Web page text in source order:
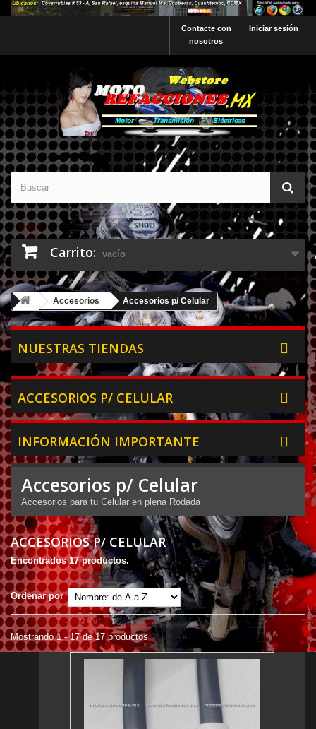
Iniciar sesión
Contacte con
nosotros
Carrito: vacío
Accesorios Accesorios p/ Celular
NUESTRAS TIENDAS
ACCESORIOS P/ CELULAR
INFORMACIÓN IMPORTANTE
Accesorios p/ Celular
Accesorios para tu Celular en plena Rodada
ACCESORIOS P/ CELULAR
Encontrados 17 productos.
Ordenar por
Mostrando 1 - 17 de 17 productos